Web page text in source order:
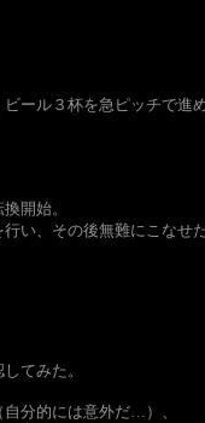
ール３杯を急ピッチで進
換開始。
い、その後無難にこなせ
てみた。
分的には意外だ…）、